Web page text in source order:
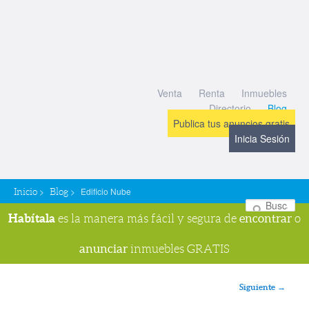
Venta Renta
Inmuebles
Directorio
Blog
Publica tus anuncios gratis
Inicia Sesión
Inicio > Blog > Edificio Nube
Habítala es la manera más fácil y segura de encontrar o
anunciar inmuebles GRATIS
Siguiente →